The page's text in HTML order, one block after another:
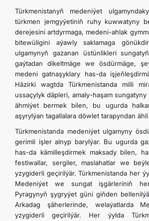
HEMIŞELIK BITARAPLYK
DURNUKLY ULAG
ARAGATNAŞYK
Türkmenistanyň medeniýet
türkmen jemgyýetiniň ruhy kuwwatyny
derejesini artdyrmaga, medeni-ahlak
bitewüligini aýawly saklamaga
ulgamynyň gazanan üstünlikleri
gaýtadan dikeltmäge we ösdürmäge,
medeni gatnaşyklary has-da
Häzirki wagtda Türkmenistanda milli
ussaçylyk däpleri, amaly-haşam
ähmiýet bermek bilen, bu ugurda
aşyrylýan tagallalara döwlet tarapyndan
Türkmenistanda medeniýet ulgamyny
gerimli işler alnyp barylýar. Bu ugurda
has-da kämilleşdirmek maksady bilen,
festiwallar, sergiler, maslahatlar we
yzygiderli geçirilýär. Türkmenistanda her
Medeniýet we sungat işgärleriniň
Pyragynyň şygryýet güni giňden
Arkadag şäherlerinde, welaýatlarda
yzygiderli geçirilýär. Her ýylda